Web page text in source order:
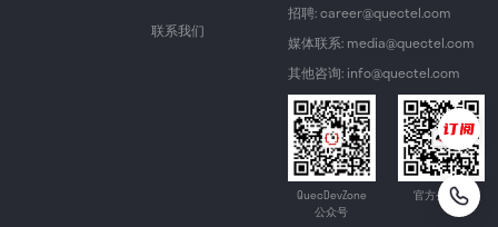
联系我们
招聘: career@quectel.com
媒体联系: media@quectel.com
其他咨询: info@quectel.com
QuecDevZone
公众号
官方公众号